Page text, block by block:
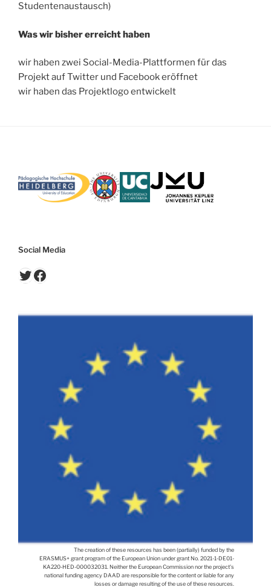
Studentenaustausch)
Was wir bisher erreicht haben
wir haben zwei Social-Media-Plattformen für das
Projekt auf Twitter und Facebook eröffnet
wir haben das Projektlogo entwickelt
Social Media
Twitter
Facebook
The creation of these resources has been (partially) funded by the
ERASMUS+ grant program of the European Union under grant No. 2021-1-DE01-
KA220-HED-000032031. Neither the European Commission nor the project's
national funding agency DAAD are responsible for the content or liable for any
losses or damage resulting of the use of these resources.